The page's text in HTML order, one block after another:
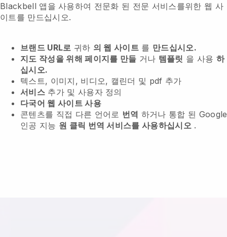
Blackbell 앱을 사용하여 전문화 된 전문 서비스를위한 웹 사
이트를 만드십시오.
브랜드 URL로 귀하 의 웹 사이트 를 만드십시오.
지도 작성을 위해 페이지를 만들 거나 템플릿 을 사용 하
십시오.
텍스트, 이미지, 비디오, 캘린더 및 pdf 추가
서비스추가 및 사용자 정의
다국어 웹 사이트 사용
콘텐츠를 직접 다른 언어로 번역 하거나 통합 된 Google
인공 지능 원 클릭 번역 서비스를 사용하십시오 .